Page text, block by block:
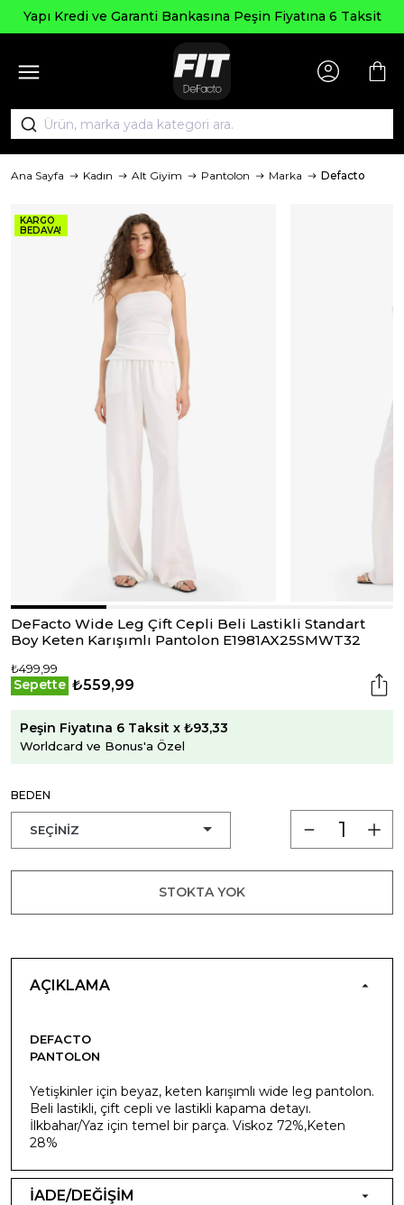
Yapı Kredi ve Garanti Bankasına Peşin Fiyatına 6 Taksit
Ana Sayfa Kadın Alt Giyim Pantolon Marka Defacto
KARGO
BEDAVA!
DeFacto Wide Leg Çift Cepli Beli Lastikli Standart
Boy Keten Karışımlı Pantolon E1981AX25SMWT32
₺499,99
Sepette ₺559,99
Peşin Fiyatına 6 Taksit x ₺93,33
Worldcard ve Bonus'a Özel
BEDEN
STOKTA YOK
AÇIKLAMA
DEFACTO
PANTOLON
Yetişkinler için beyaz, keten karışımlı wide leg pantolon.
Beli lastikli, çift cepli ve lastikli kapama detayı.
İlkbahar/Yaz için temel bir parça. Viskoz 72%,Keten
28%
İADE/DEĞİŞİM